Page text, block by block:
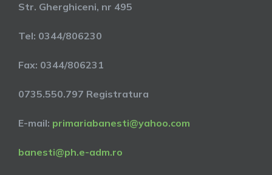
Str. Gherghiceni, nr 495
Tel: 0344/806230
Fax: 0344/806231
0735.550.797 Registratura
E-mail: primariabanesti@yahoo.com
banesti@ph.e-adm.ro